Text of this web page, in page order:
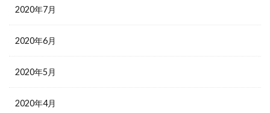
2020年7月
2020年6月
2020年5月
2020年4月